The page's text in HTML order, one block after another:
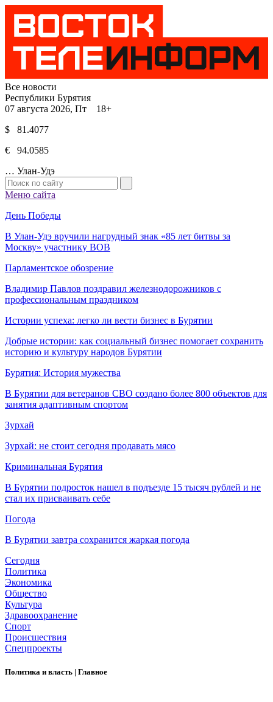
Все новости
Республики Бурятия
07 августа 2026, Пт 18+
$ 81.4077
€ 94.0585
… Улан-Удэ
Меню сайта
День Победы
В Улан-Удэ вручили нагрудный знак «85 лет битвы за
Москву» участнику ВОВ
Парламентское обозрение
Владимир Павлов поздравил железнодорожников с
профессиональным праздником
Истории успеха: легко ли вести бизнес в Бурятии
Добрые истории: как социальный бизнес помогает сохранить
историю и культуру народов Бурятии
Бурятия: История мужества
В Бурятии для ветеранов СВО создано более 800 объектов для
занятия адаптивным спортом
Зурхай
Зурхай: не стоит сегодня продавать мясо
Криминальная Бурятия
В Бурятии подросток нашел в подъезде 15 тысяч рублей и не
стал их присваивать себе
Погода
В Бурятии завтра сохранится жаркая погода
Сегодня
Политика
Экономика
Общество
Культура
Здравоохранение
Спорт
Происшествия
Спецпроекты
Политика и власть | Главное